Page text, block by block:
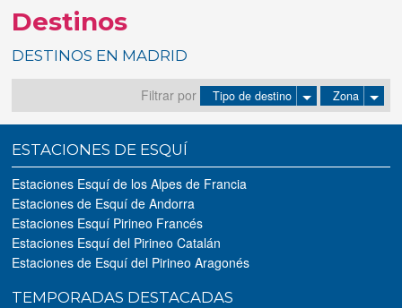
Tus reservas
Inicia sessión
Regístrate
Destinos
DESTINOS EN MADRID
Filtrar por Tipo de destino Zona
ESTACIONES DE ESQUÍ
Estaciones Esquí de los Alpes de Francia
Estaciones de Esquí de Andorra
Estaciones Esquí Pirineo Francés
Estaciones Esquí del Pirineo Catalán
Estaciones de Esquí del Pirineo Aragonés
TEMPORADAS DESTACADAS